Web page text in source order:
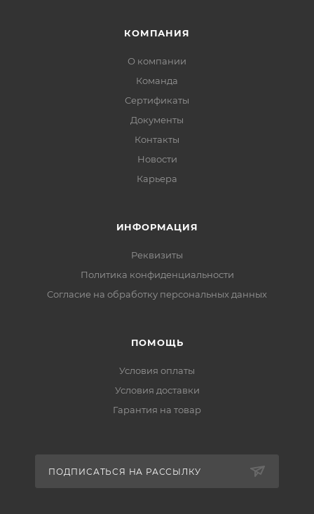
КОМПАНИЯ
О компании
Команда
Сертификаты
Документы
Контакты
Новости
Карьера
ИНФОРМАЦИЯ
Реквизиты
Политика конфиденциальности
Cогласие на обработку персональных данных
ПОМОЩЬ
Условия оплаты
Условия доставки
Гарантия на товар
ПОДПИСАТЬСЯ НА РАССЫЛКУ